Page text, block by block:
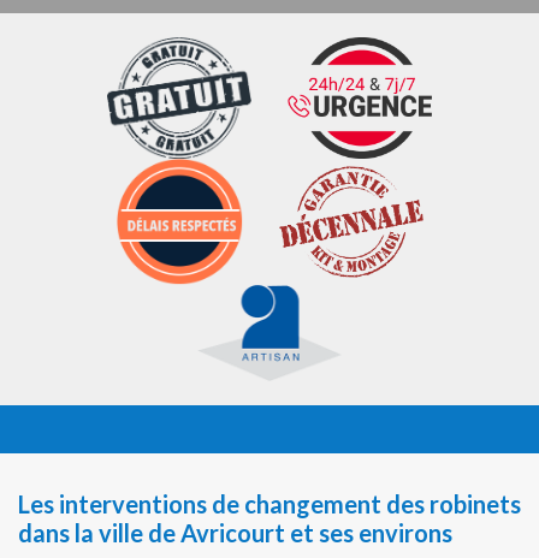
Les interventions de changement des robinets
dans la ville de Avricourt et ses environs